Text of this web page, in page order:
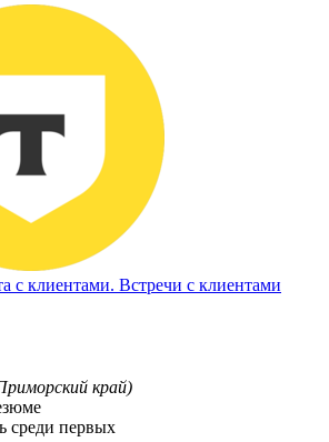
с клиентами. Встречи с клиентами
край)
среди первых